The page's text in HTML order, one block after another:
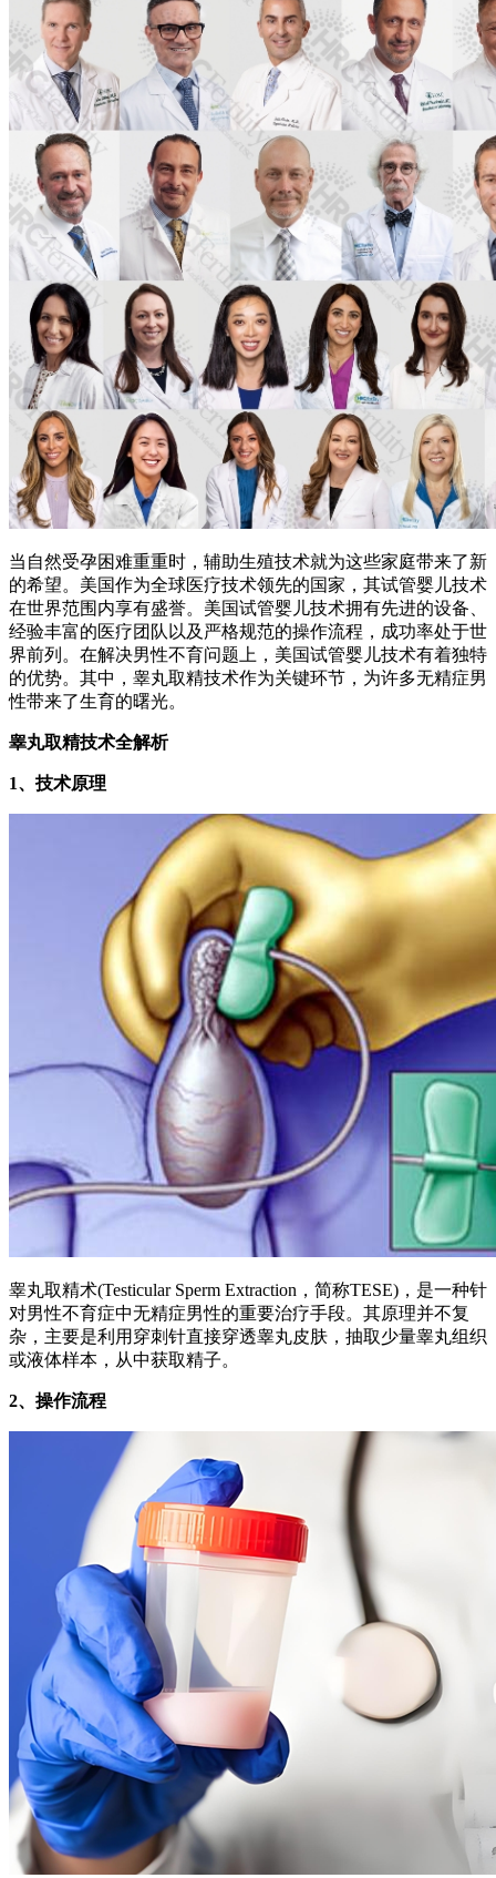
当自然受孕困难重重时，辅助生殖技术就为这些家庭带来了新
的希望。美国作为全球医疗技术领先的国家，其试管婴儿技术
在世界范围内享有盛誉。美国试管婴儿技术拥有先进的设备、
经验丰富的医疗团队以及严格规范的操作流程，成功率处于世
界前列。在解决男性不育问题上，美国试管婴儿技术有着独特
的优势。其中，睾丸取精技术作为关键环节，为许多无精症男
性带来了生育的曙光。
睾丸取精技术全解析
1、技术原理
睾丸取精术(Testicular Sperm Extraction，简称TESE)，是一种针
对男性不育症中无精症男性的重要治疗手段。其原理并不复
杂，主要是利用穿刺针直接穿透睾丸皮肤，抽取少量睾丸组织
或液体样本，从中获取精子。
2、操作流程